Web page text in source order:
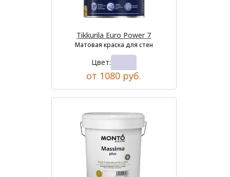
Tikkurila Euro Power 7
Матовая краска для стен
Цвет:
от 1080 руб.